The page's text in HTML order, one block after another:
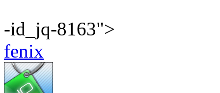
-id_jq-8163">
fenix